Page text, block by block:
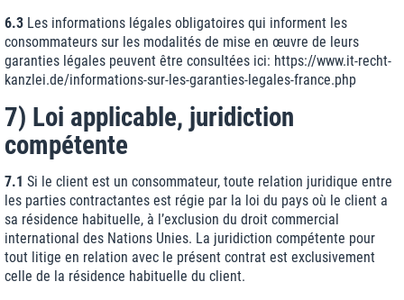
6.3 Les informations légales obligatoires qui informent les
consommateurs sur les modalités de mise en œuvre de leurs
garanties légales peuvent être consultées ici: https://www.it-recht-
kanzlei.de/informations-sur-les-garanties-legales-france.php
7) Loi applicable, juridiction
compétente
7.1 Si le client est un consommateur, toute relation juridique entre
les parties contractantes est régie par la loi du pays où le client a
sa résidence habituelle, à l’exclusion du droit commercial
international des Nations Unies. La juridiction compétente pour
tout litige en relation avec le présent contrat est exclusivement
celle de la résidence habituelle du client.